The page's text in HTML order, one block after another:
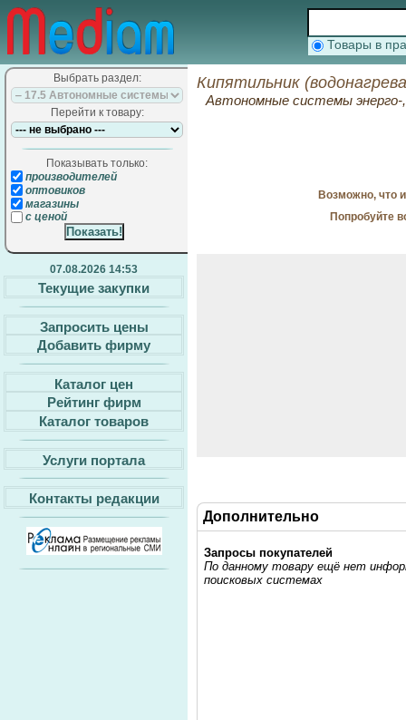
Товары в
Выбрать раздел:
Перейти к товару:
Показывать только:
производителей
оптовиков
магазины
с ценой
07.08.2026 14:53
Текущие закупки
Запросить цены
Добавить фирму
Каталог цен
Рейтинг фирм
Каталог товаров
Услуги портала
Контакты редакции
Кипятильник
Автономные системы энерго-,
Возможно, что
Попробуйте
Дополнительно
Запросы покупателей
По данному товару ещё нет
поисковых системах